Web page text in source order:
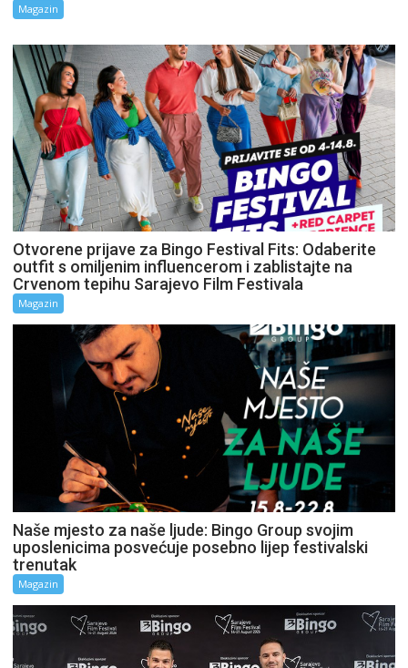
Magazin
Otvorene prijave za Bingo Festival Fits: Odaberite
outfit s omiljenim influencerom i zablistajte na
Crvenom tepihu Sarajevo Film Festivala
Magazin
Naše mjesto za naše ljude: Bingo Group svojim
uposlenicima posvećuje posebno lijep festivalski
trenutak
Magazin